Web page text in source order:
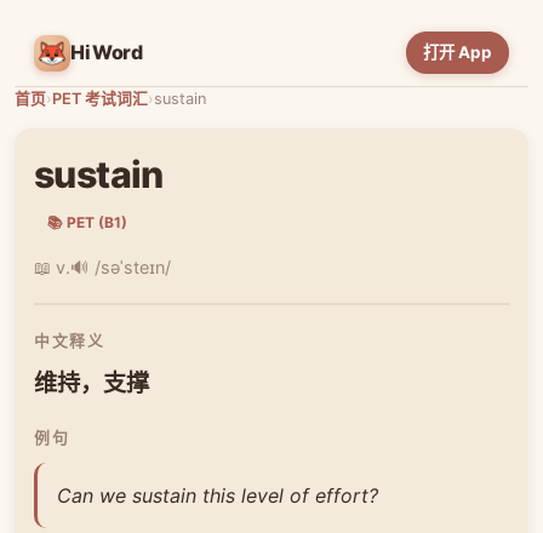
HiWord 打开 App
首页›PET 考试词汇›sustain
sustain
📚 PET (B1)
📖 v.🔊 /səˈsteɪn/
中文释义
维持，支撑
例句
Can we sustain this level of effort?